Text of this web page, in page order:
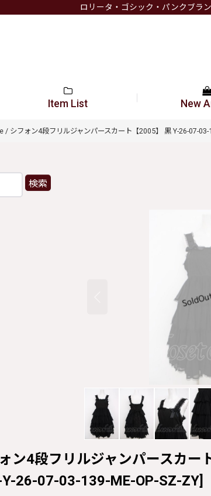
ロリータ・ゴシック・パンクブラ
Item List New
シフォン4段フリルジャンパースカート【2005】 黒 Y-26-07-03-
検索
ン4段フリルジャンパースカ
26-07-03-139-ME-OP-SZ-ZY]